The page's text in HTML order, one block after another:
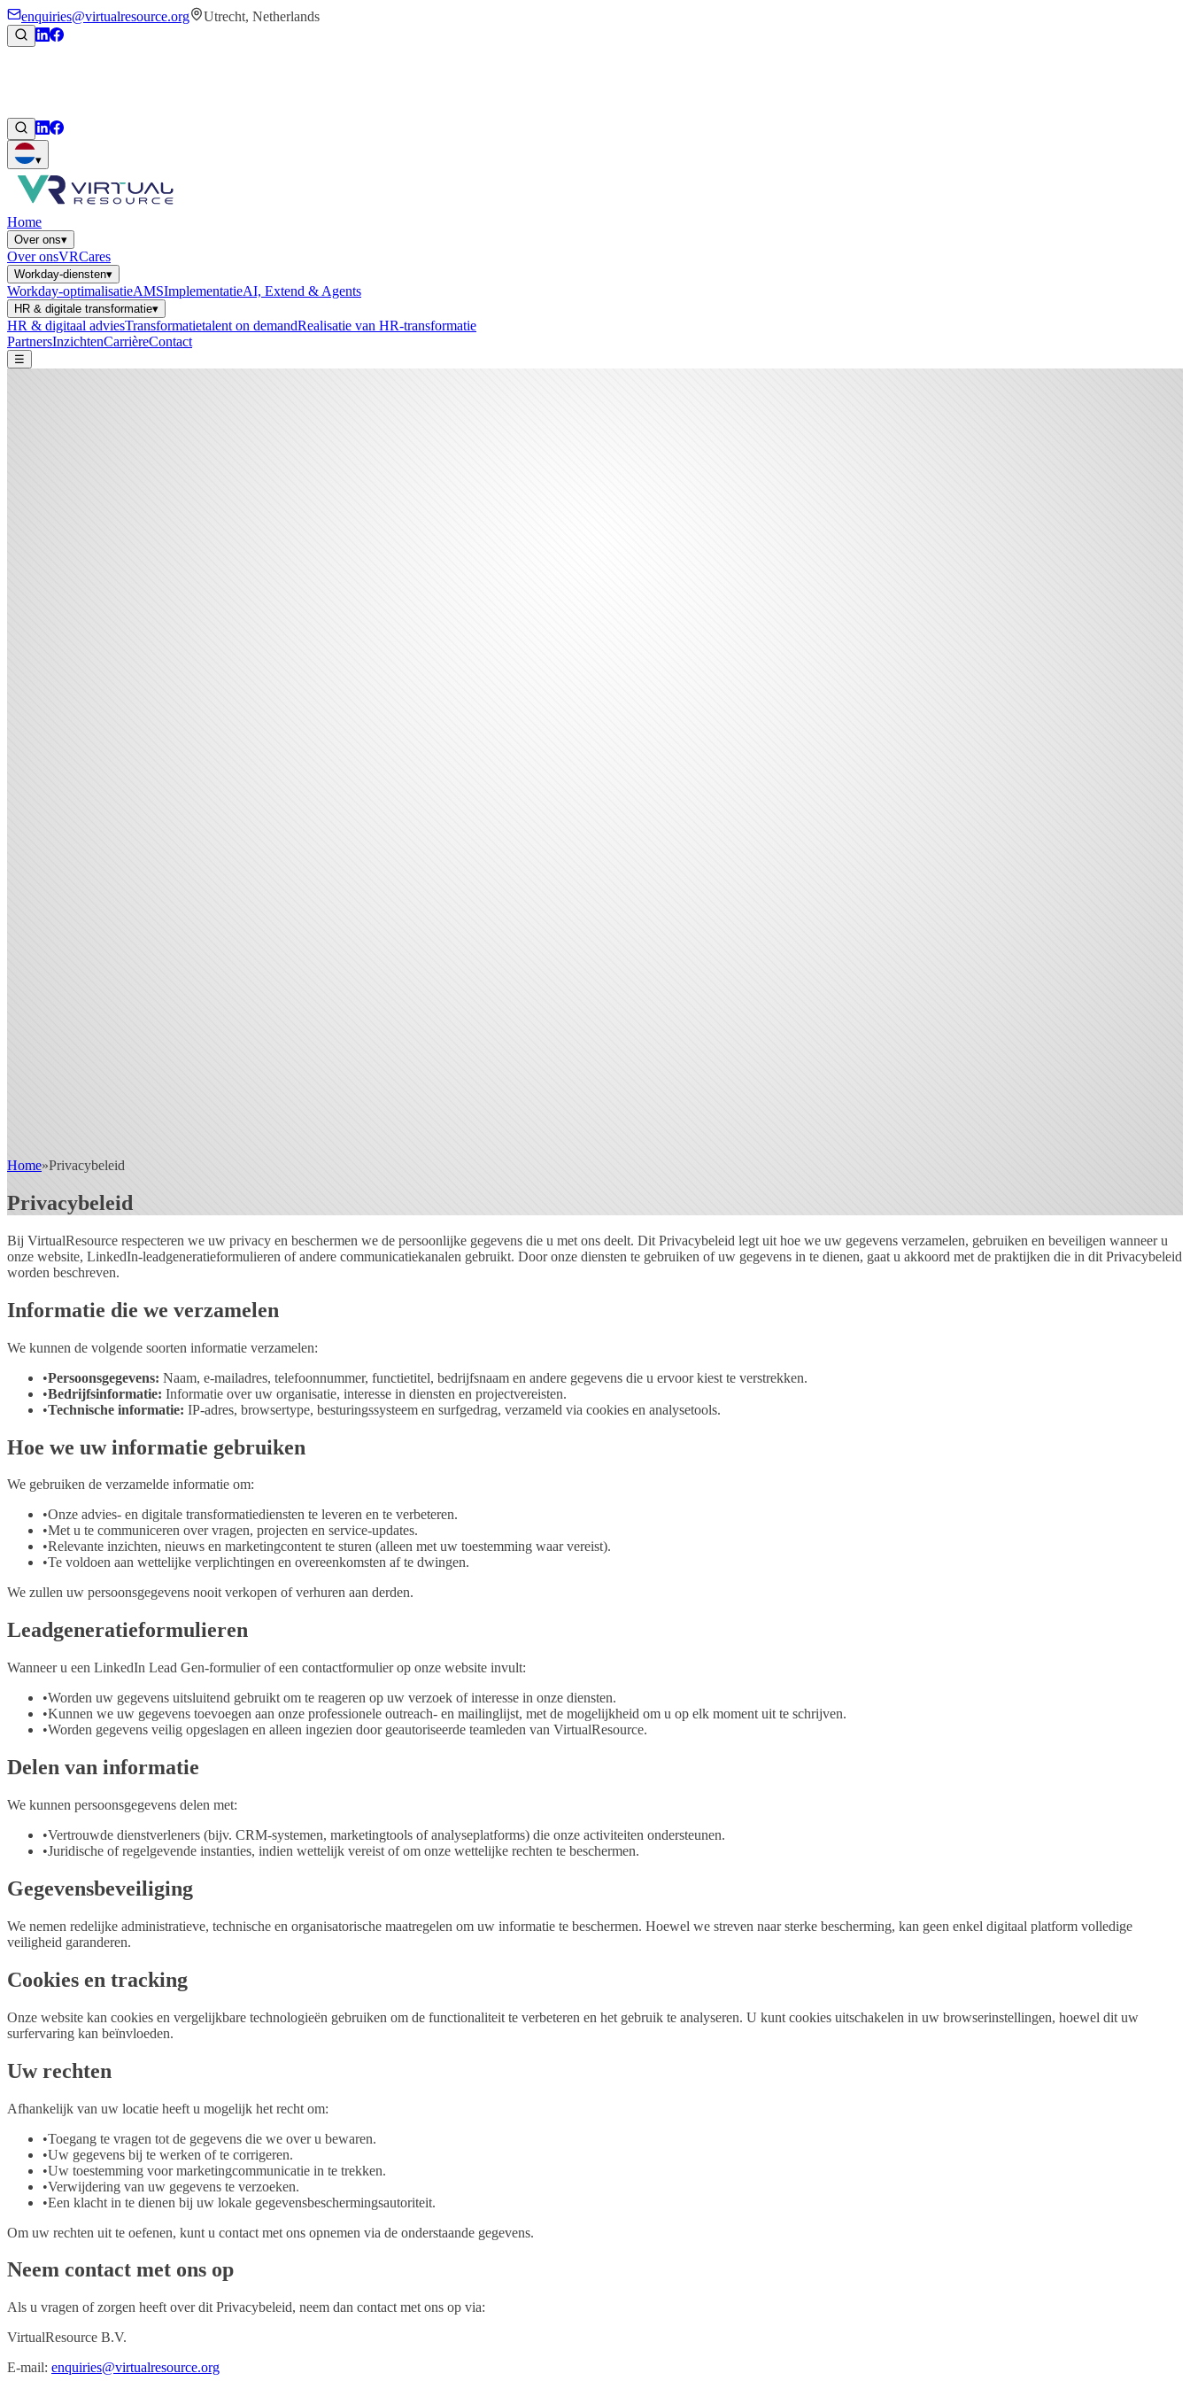
enquiries@virtualresource.org Utrecht, Netherlands
▾
Home
Over ons▾
Over onsVRCares
Workday-diensten▾
Workday-optimalisatieAMSImplementatieAI, Extend & Agents
HR & digitale transformatie▾
HR & digitaal adviesTransformatietalent on demandRealisatie van HR-transformatie
PartnersInzichtenCarrièreContact
☰
Home»Privacybeleid
Privacybeleid
Bij VirtualResource respecteren we uw privacy en beschermen we de persoonlijke gegevens die u met ons deelt. Dit Privacybeleid legt uit hoe we uw gegevens verzamelen, gebruiken en beveiligen wanneer u
onze website, LinkedIn-leadgeneratieformulieren of andere communicatiekanalen gebruikt. Door onze diensten te gebruiken of uw gegevens in te dienen, gaat u akkoord met de praktijken die in dit Privacybeleid
worden beschreven.
Informatie die we verzamelen
We kunnen de volgende soorten informatie verzamelen:
•Persoonsgegevens: Naam, e-mailadres, telefoonnummer, functietitel, bedrijfsnaam en andere gegevens die u ervoor kiest te verstrekken.
•Bedrijfsinformatie: Informatie over uw organisatie, interesse in diensten en projectvereisten.
•Technische informatie: IP-adres, browsertype, besturingssysteem en surfgedrag, verzameld via cookies en analysetools.
Hoe we uw informatie gebruiken
We gebruiken de verzamelde informatie om:
•Onze advies- en digitale transformatiediensten te leveren en te verbeteren.
•Met u te communiceren over vragen, projecten en service-updates.
•Relevante inzichten, nieuws en marketingcontent te sturen (alleen met uw toestemming waar vereist).
•Te voldoen aan wettelijke verplichtingen en overeenkomsten af te dwingen.
We zullen uw persoonsgegevens nooit verkopen of verhuren aan derden.
Leadgeneratieformulieren
Wanneer u een LinkedIn Lead Gen-formulier of een contactformulier op onze website invult:
•Worden uw gegevens uitsluitend gebruikt om te reageren op uw verzoek of interesse in onze diensten.
•Kunnen we uw gegevens toevoegen aan onze professionele outreach- en mailinglijst, met de mogelijkheid om u op elk moment uit te schrijven.
•Worden gegevens veilig opgeslagen en alleen ingezien door geautoriseerde teamleden van VirtualResource.
Delen van informatie
We kunnen persoonsgegevens delen met:
•Vertrouwde dienstverleners (bijv. CRM-systemen, marketingtools of analyseplatforms) die onze activiteiten ondersteunen.
•Juridische of regelgevende instanties, indien wettelijk vereist of om onze wettelijke rechten te beschermen.
Gegevensbeveiliging
We nemen redelijke administratieve, technische en organisatorische maatregelen om uw informatie te beschermen. Hoewel we streven naar sterke bescherming, kan geen enkel digitaal platform volledige
veiligheid garanderen.
Cookies en tracking
Onze website kan cookies en vergelijkbare technologieën gebruiken om de functionaliteit te verbeteren en het gebruik te analyseren. U kunt cookies uitschakelen in uw browserinstellingen, hoewel dit uw
surfervaring kan beïnvloeden.
Uw rechten
Afhankelijk van uw locatie heeft u mogelijk het recht om:
•Toegang te vragen tot de gegevens die we over u bewaren.
•Uw gegevens bij te werken of te corrigeren.
•Uw toestemming voor marketingcommunicatie in te trekken.
•Verwijdering van uw gegevens te verzoeken.
•Een klacht in te dienen bij uw lokale gegevensbeschermingsautoriteit.
Om uw rechten uit te oefenen, kunt u contact met ons opnemen via de onderstaande gegevens.
Neem contact met ons op
Als u vragen of zorgen heeft over dit Privacybeleid, neem dan contact met ons op via:
VirtualResource B.V.
E-mail: enquiries@virtualresource.org